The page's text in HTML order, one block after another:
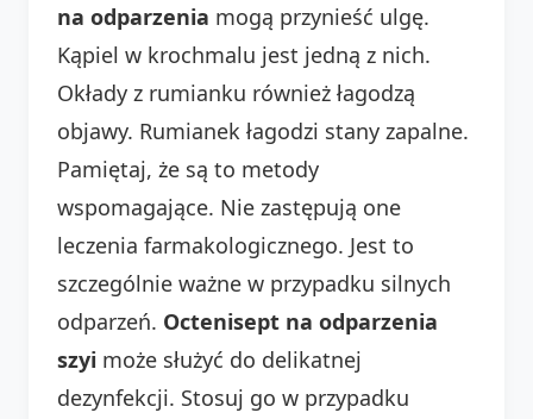
na odparzenia mogą przynieść ulgę.
Kąpiel w krochmalu jest jedną z nich.
Okłady z rumianku również łagodzą
objawy. Rumianek łagodzi stany zapalne.
Pamiętaj, że są to metody
wspomagające. Nie zastępują one
leczenia farmakologicznego. Jest to
szczególnie ważne w przypadku silnych
odparzeń. Octenisept na odparzenia
szyi może służyć do delikatnej
dezynfekcji. Stosuj go w przypadku